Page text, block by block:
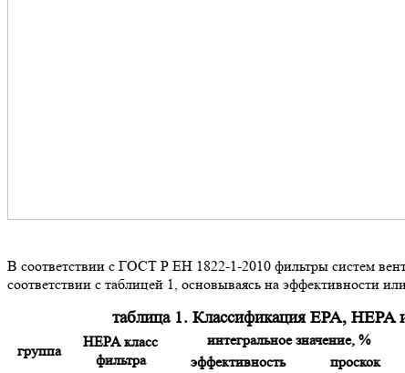
В соответствии с ГОСТ Р ЕН 1822-1-2010 фильтры систем
соответствии с таблицей 1, основываясь на эффективности
таблица 1. Классификация ЕРА, HEPA
группа
HEPA класс
фильтра
интегральное значение, %
эффективность
проскок